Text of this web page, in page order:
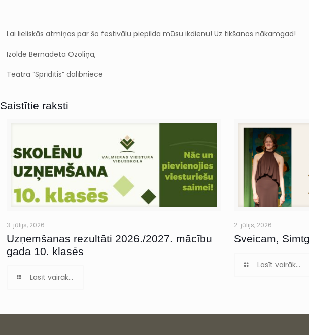
Lai lieliskās atmiņas par šo festivālu piepilda mūsu ikdienu! Uz tikšanos nākamgad!
Izolde Bernadeta Ozoliņa,
Teātra “Sprīdītis” dalībniece
Saistītie raksti
3. jūlijs, 2026
Uzņemšanas rezultāti 2026./2027. mācību
gada 10. klasēs
Lasīt vairāk...
2. jūlijs, 2026
Sveicam,
Lasīt vairāk...